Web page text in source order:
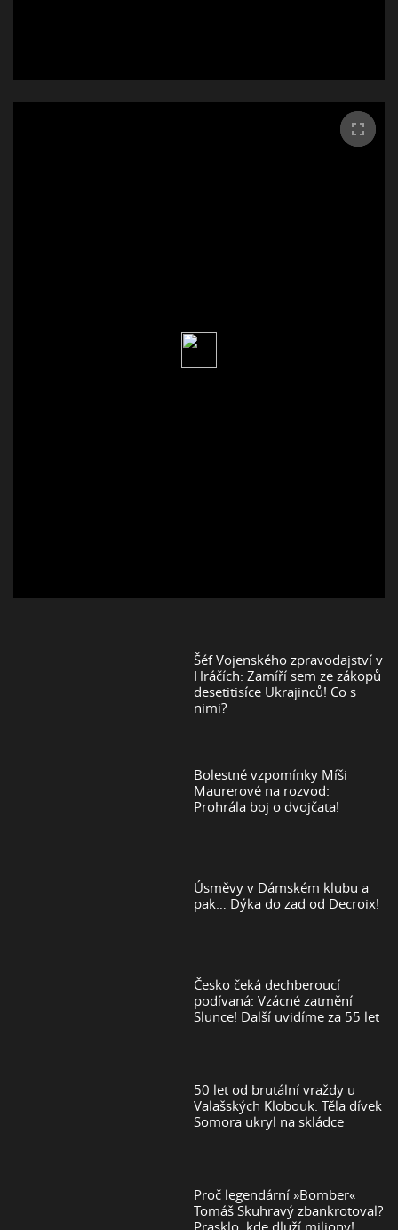
Šéf Vojenského zpravodajství v
Hráčích: Zamíří sem ze zákopů
desetitisíce Ukrajinců! Co s
nimi?
Bolestné vzpomínky Míši
Maurerové na rozvod:
Prohrála boj o dvojčata!
Úsměvy v Dámském klubu a
pak… Dýka do zad od Decroix!
Česko čeká dechberoucí
podívaná: Vzácné zatmění
Slunce! Další uvidíme za 55 let
50 let od brutální vraždy u
Valašských Klobouk: Těla dívek
Somora ukryl na skládce
Proč legendární »Bomber«
Tomáš Skuhravý zbankrotoval?
Prasklo, kde dluží miliony!